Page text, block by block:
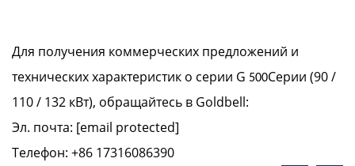
Для получения коммерческих предложений и
технических характеристик о серии G 500Серии (90 /
110 / 132 кВт), обращайтесь в Goldbell:
Эл. почта: [email protected]
Телефон: +86 17316086390